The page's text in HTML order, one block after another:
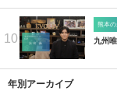
10
熊本
九州
年別アーカイブ